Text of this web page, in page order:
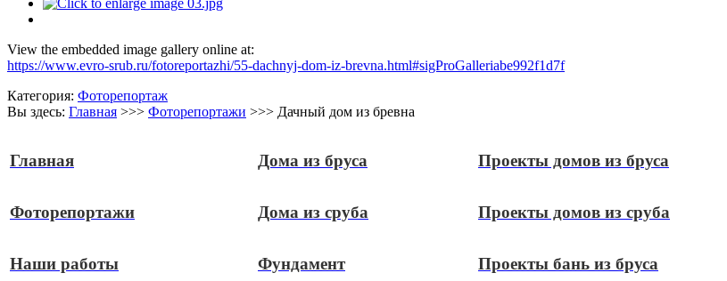
View the embedded image gallery online at:
https://www.evro-srub.ru/fotoreportazhi/55-dachnyj-dom-iz-brevna.html#sigProGalleriabe992f1d7f
Категория: Фоторепортаж
Вы здесь: Главная >>> Фоторепортажи >>> Дачный дом из бревна
Главная Дома из бруса Проекты домов из бруса
Фоторепортажи Дома из сруба Проекты домов из сруба
Наши работы Фундамент Проекты бань из бруса